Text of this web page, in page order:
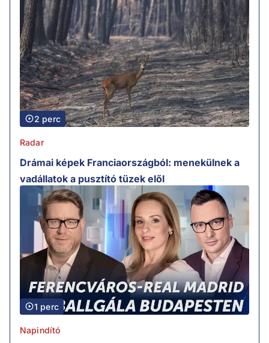
2 perc
Radar
Drámai képek Franciaországból: menekülnek a
vadállatok a pusztító tüzek elől
1 perc
Napindító